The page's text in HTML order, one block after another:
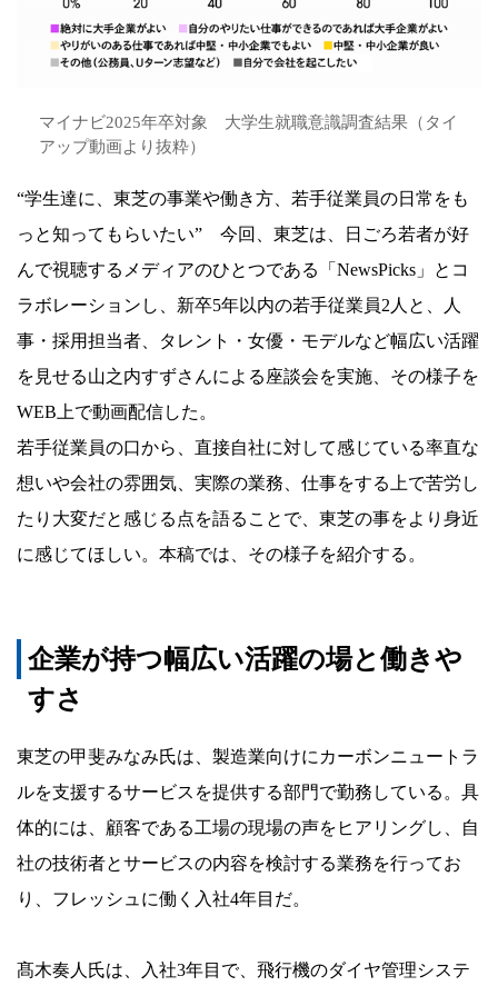
マイナビ2025年卒対象 大学生就職意識調査結果（タイ
アップ動画より抜粋）
“学生達に、東芝の事業や働き方、若手従業員の日常をも
っと知ってもらいたい” 今回、東芝は、日ごろ若者が好
んで視聴するメディアのひとつである「NewsPicks」とコ
ラボレーションし、新卒5年以内の若手従業員2人と、人
事・採用担当者、タレント・女優・モデルなど幅広い活躍
を見せる山之内すずさんによる座談会を実施、その様子を
WEB上で動画配信した。
若手従業員の口から、直接自社に対して感じている率直な
想いや会社の雰囲気、実際の業務、仕事をする上で苦労し
たり大変だと感じる点を語ることで、東芝の事をより身近
に感じてほしい。本稿では、その様子を紹介する。
企業が持つ幅広い活躍の場と働きや
すさ
東芝の甲斐みなみ氏は、製造業向けにカーボンニュートラ
ルを支援するサービスを提供する部門で勤務している。具
体的には、顧客である工場の現場の声をヒアリングし、自
社の技術者とサービスの内容を検討する業務を行ってお
り、フレッシュに働く入社4年目だ。
髙木奏人氏は、入社3年目で、飛行機のダイヤ管理システ